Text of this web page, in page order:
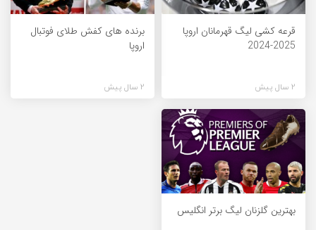
قرعه کشی لیگ قهرمانان اروپا
2025-2024
2 سال پیش
برنده های کفش طلای فوتبال
اروپا
2 سال پیش
بهترین گلزنان لیگ برتر انگلیس